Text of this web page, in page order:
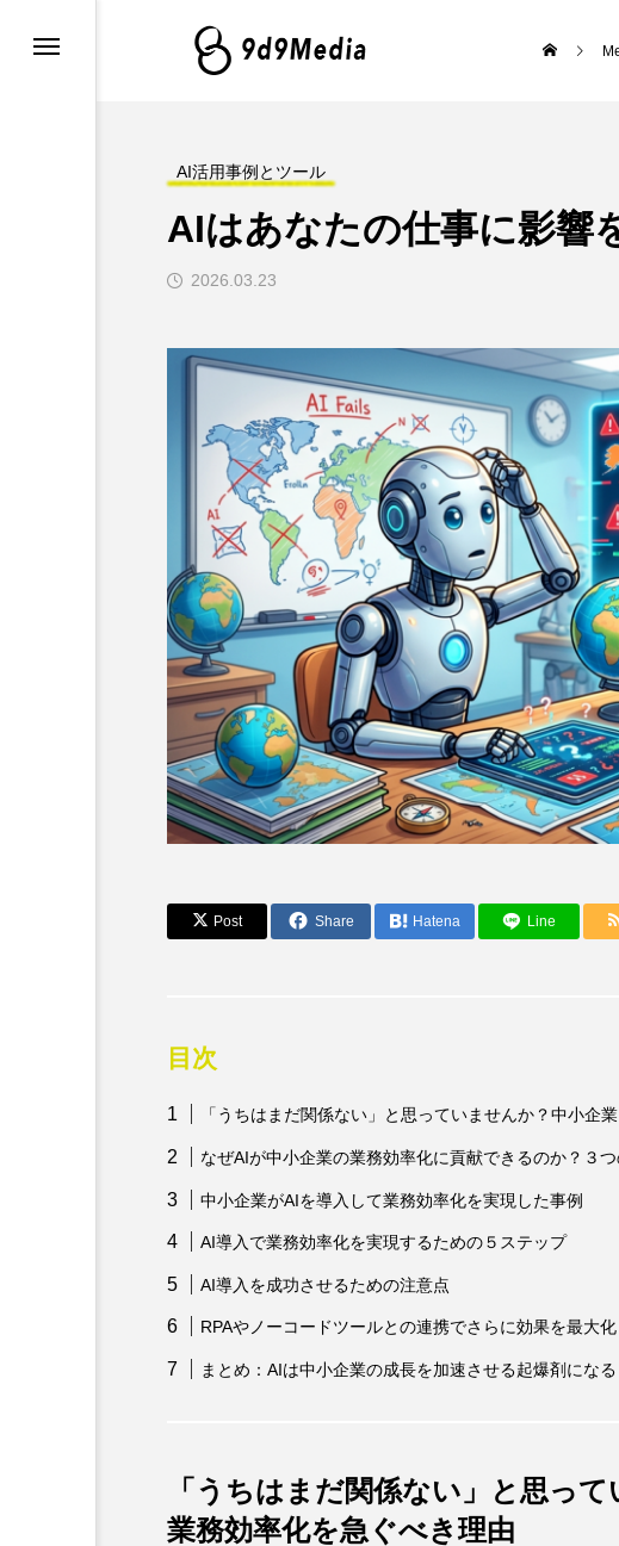
AI活用事例とツール
AIはあなたの仕事に影響
2026.03.23
Post Share Hatena Line
目次
「うちはまだ関係ない」と思っていませんか？中小企
なぜAIが中小企業の業務効率化に貢献できるのか？３
中小企業がAIを導入して業務効率化を実現した事例
AI導入で業務効率化を実現するための５ステップ
AI導入を成功させるための注意点
RPAやノーコードツールとの連携でさらに効果を最大化
まとめ：AIは中小企業の成長を加速させる起爆剤になる
「うちはまだ関係ない」と思っ
業務効率化を急ぐべき理由